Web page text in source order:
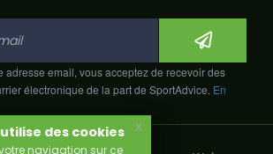
adresse email, vous acceptez de recevoir des
électronique de la part de SportAdvice. En
des cookies
navigation sur ce
x